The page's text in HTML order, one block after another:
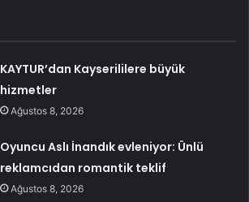
KAYTUR’dan Kayserililere büyük
hizmetler
Ağustos 8, 2026
Oyuncu Aslı İnandık evleniyor: Ünlü
reklamcıdan romantik teklif
Ağustos 8, 2026